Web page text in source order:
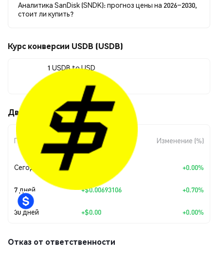
Аналитика SanDisk (SNDK): прогноз цены на 2026–2030,
стоит ли купить?
Курс конверсии USDB (USDB)
1 USDB to USD
Движения цены USDB (USDB)
Период
Изменение
суммы
Изменение (%)
Сегодня +0.00%
7 дней +$0.00693106 +0.70%
30 дней +$0.00 +0.00%
Отказ от ответственности